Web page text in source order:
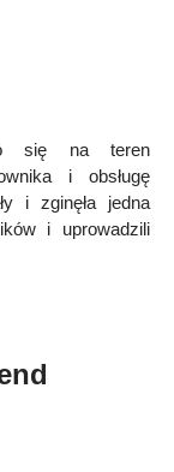
się na teren
i obsługę
i zginęła jedna
i uprowadzili